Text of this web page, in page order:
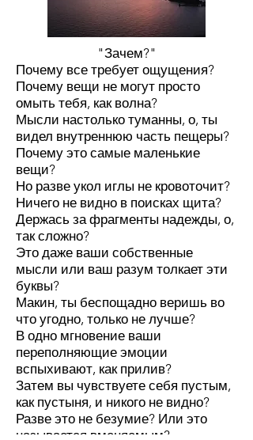
"Зачем?"
Почему все требует ощущения?
Почему вещи не могут просто
омыть тебя, как волна?
Мысли настолько туманны, о, ты
видел внутреннюю часть пещеры?
Почему это самые маленькие
вещи?
Но разве укол иглы не кровоточит?
Ничего не видно в поисках щита?
Держась за фрагменты надежды, о,
так сложно?
Это даже ваши собственные
мысли или ваш разум толкает эти
буквы?
Макин, ты беспощадно веришь во
что угодно, только не лучше?
В одно мгновение ваши
переполняющие эмоции
вспыхивают, как прилив?
Затем вы чувствуете себя пустым,
как пустыня, и никого не видно?
Разве это не безумие? Или это
называется вменяемым?